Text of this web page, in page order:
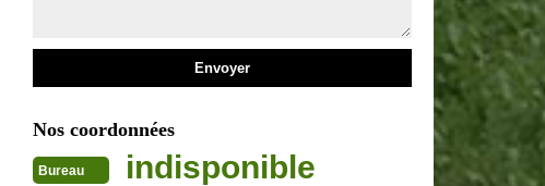
Nos coordonnées
Bureau indisponible